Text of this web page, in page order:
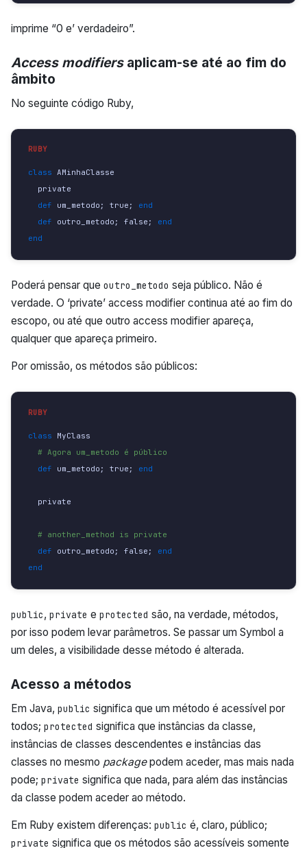
imprime “0 e’ verdadeiro”.
Access modifiersaplicam-se até ao fim do
âmbito
No seguinte código Ruby,
class AMinhaClasse
private
def um_metodo ; true ;
end
def outro_metodo ; false ;
end
end
Poderá pensar que outro_metodo seja público. Não é
verdade. O ‘private’ access modifier continua até ao fim do
escopo, ou até que outro access modifier apareça,
qualquer que apareça primeiro.
Por omissão, os métodos são públicos:
class MyClass
# Agora um_metodo é público
def um_metodo ; true ; end
private
# another_method is private
def outro_metodo ; false ;
end
end
public, private e protected são, na verdade, métodos,
por isso podem levar parâmetros. Se passar um Symbol a
um deles, a visibilidade desse método é alterada.
Acesso a métodos
Em Java, public significa que um método é acessível por
todos; protected significa que instâncias da classe,
instâncias de classes descendentes e instâncias das
classes no mesmo packagepodem aceder, mas mais nada
pode; private significa que nada, para além das instâncias
da classe podem aceder ao método.
Em Ruby existem diferenças: public é, claro, público;
private significa que os métodos são acessíveis somente